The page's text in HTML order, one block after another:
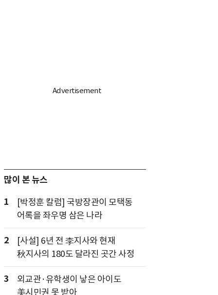
많이 본 뉴스
1
[박정훈 칼럼] 국방장관이 모택동
어록을 좌우명 삼은 나라
2
[사설] 6년 전 李지사와 현재
秋지사의 180도 달라진 곳간 사정
3
외교관·유학생이 낳은 아이도
美시민권 못 받아